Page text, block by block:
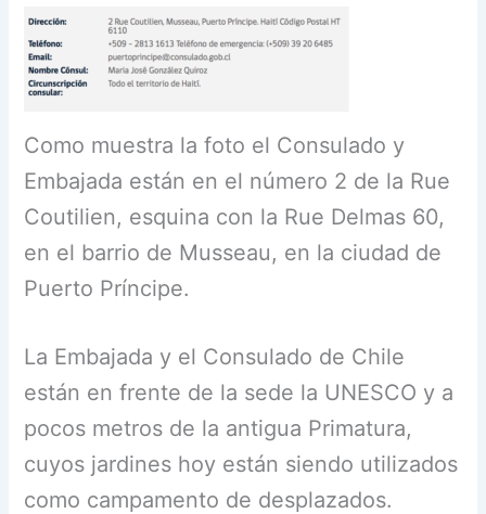
Como muestra la foto el Consulado y
Embajada están en el número 2 de la Rue
Coutilien, esquina con la Rue Delmas 60,
en el barrio de Musseau, en la ciudad de
Puerto Príncipe.
La Embajada y el Consulado de Chile
están en frente de la sede la UNESCO y a
pocos metros de la antigua Primatura,
cuyos jardines hoy están siendo utilizados
como campamento de desplazados.